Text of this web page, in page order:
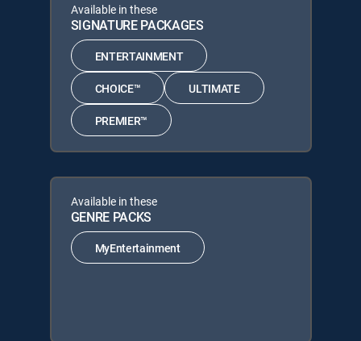
Available in these
SIGNATURE PACKAGES
ENTERTAINMENT
CHOICE™ ULTIMATE
PREMIER™
Available in these
GENRE PACKS
MyEntertainment